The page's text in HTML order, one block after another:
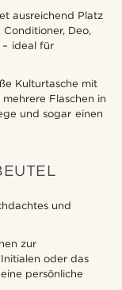
ausreichend Platz
Deo,
– ideal für
Kulturtasche mit
Flaschen in
und sogar einen
und
zur
oder das
persönliche